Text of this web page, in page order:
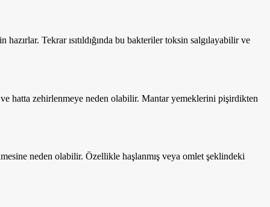
Tekrar ısıtıldığında bu bakteriler toksin salgılayabilir ve
ve hatta zehirlenmeye neden olabilir. Mantar yemeklerini pişirdikten
neden olabilir. Özellikle haşlanmış veya omlet şeklindeki